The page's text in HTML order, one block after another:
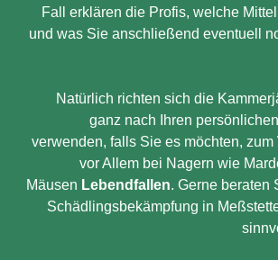
Fall erklären die Profis, welche
und was Sie anschließend eventuell
Natürlich richten sich die
ganz nach Ihren
verwenden, falls Sie es möchten, zum
vor Allem bei Nagern wie
Mäusen Lebendfallen. Gerne beraten
Schädlingsbekämpfung in